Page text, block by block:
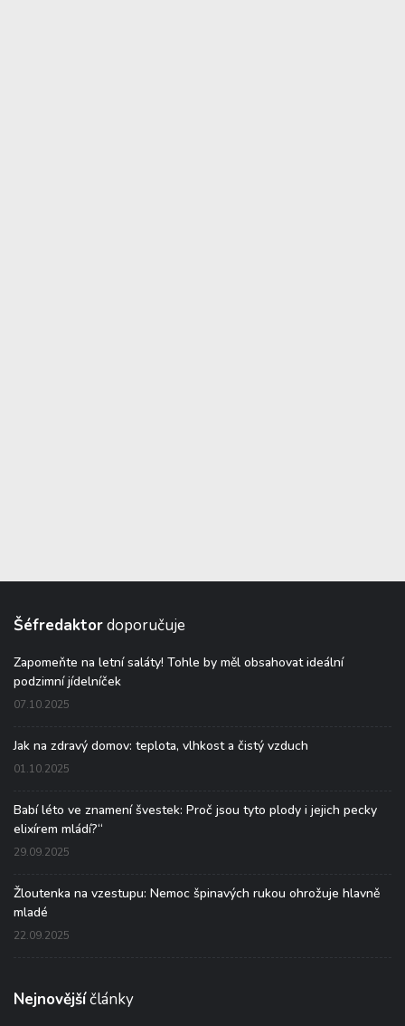
Šéfredaktordoporučuje
Zapomeňte na letní saláty! Tohle by měl obsahovat ideální
podzimní jídelníček
07.10.2025
Jak na zdravý domov: teplota, vlhkost a čistý vzduch
01.10.2025
Babí léto ve znamení švestek: Proč jsou tyto plody i jejich pecky
elixírem mládí?“
29.09.2025
Žloutenka na vzestupu: Nemoc špinavých rukou ohrožuje hlavně
mladé
22.09.2025
Nejnovějšíčlánky